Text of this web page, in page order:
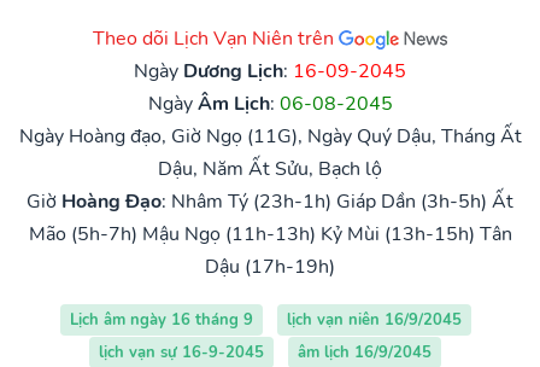
Theo dõi Lịch Vạn Niên trên
Ngày Dương Lịch: 16-09-2045
NgàyÂm Lịch: 06-08-2045
Ngày Hoàng đạo, Giờ Ngọ (11G), Ngày Quý Dậu, Tháng Ất
Dậu, Năm Ất Sửu, Bạch lộ
Giờ Hoàng Đạo: Nhâm Tý (23h-1h) Giáp Dần (3h-5h) Ất
Mão (5h-7h) Mậu Ngọ (11h-13h) Kỷ Mùi (13h-15h) Tân
Dậu (17h-19h)
Lịch âm ngày 16 tháng 9
lịch vạn niên 16/9/2045
lịch vạn sự 16-9-2045
âm lịch 16/9/2045